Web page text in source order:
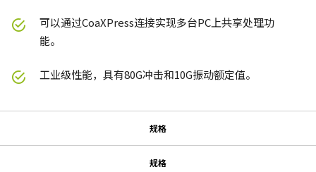
可以通过CoaXPress连接实现多台PC上共享处理功
能。
工业级性能，具有80G冲击和10G振动额定值。
规格
规格